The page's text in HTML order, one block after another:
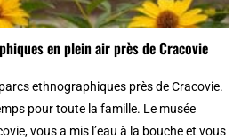
en plein air près de Cracovie
ethnographiques près de Cracovie.
pour toute la famille. Le musée
vous a mis l’eau à la bouche et vous